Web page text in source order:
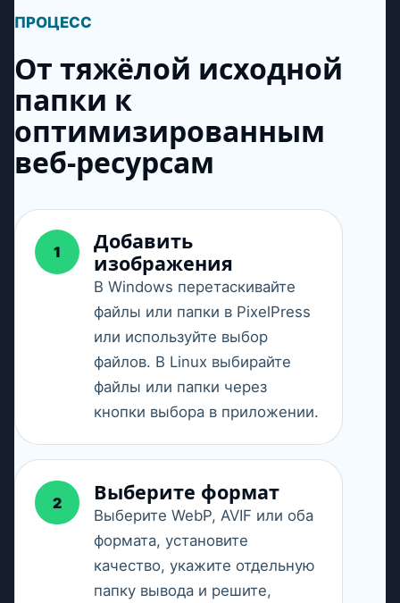
ПРОЦЕСС
От тяжёлой исходной
папки к
оптимизированным
веб-ресурсам
1
Добавить
изображения
В Windows перетаскивайте
файлы или папки в PixelPress
или используйте выбор
файлов. В Linux выбирайте
файлы или папки через
кнопки выбора в приложении.
2 Выберите формат
Выберите WebP, AVIF или оба
формата, установите
качество, укажите отдельную
папку вывода и решите,